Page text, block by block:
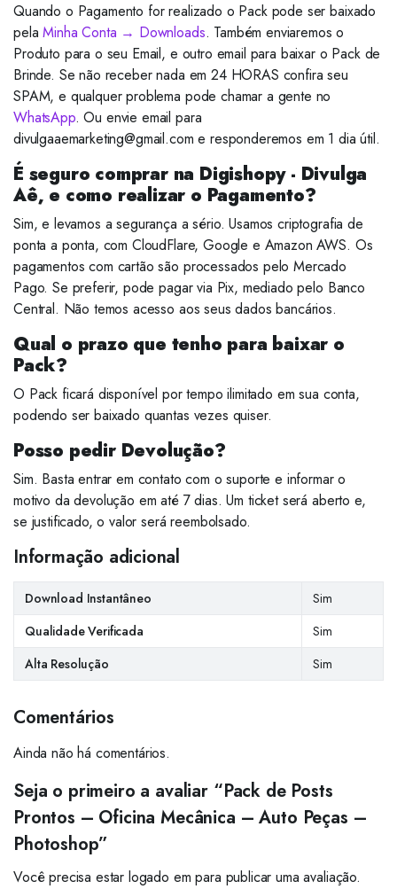
Quando o Pagamento for realizado o Pack pode ser baixado
pelaMinha Conta → Downloads. Também enviaremos o
Produto para o seu Email, e outro email para baixar o Pack de
Brinde. Se não receber nada em 24 HORAS confira seu
SPAM, e qualquer problema pode chamar a gente no
WhatsApp. Ou envie email para
divulgaaemarketing@gmail.com e responderemos em 1 dia útil.
É seguro comprar na Digishopy - Divulga
Aê, e como realizar o Pagamento?
Sim, e levamos a segurança a sério. Usamos criptografia de
ponta a ponta, com CloudFlare, Google e Amazon AWS. Os
pagamentos com cartão são processados pelo Mercado
Pago. Se preferir, pode pagar via Pix, mediado pelo Banco
Central. Não temos acesso aos seus dados bancários.
Qual o prazo que tenho para baixar o
Pack?
O Pack ficará disponível por tempo ilimitado em sua conta,
podendo ser baixado quantas vezes quiser.
Posso pedir Devolução?
Sim. Basta entrar em contato com o suporte e informar o
motivo da devolução em até 7 dias. Um ticket será aberto e,
se justificado, o valor será reembolsado.
Informação adicional
Download Instantâneo
Sim
Qualidade Verificada
Sim
Alta Resolução
Sim
Comentários
Ainda não há comentários.
Seja o primeiro a avaliar “Pack de Posts
Prontos – Oficina Mecânica – Auto Peças –
Photoshop”
Você precisa estar logado em para publicar uma avaliação.